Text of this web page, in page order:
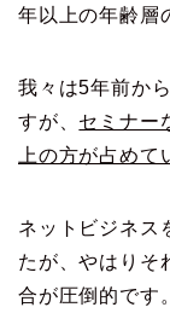
年以上の年齢層
我々は5年前か
すが、 セミナー
上の方が占めて
ネットビジネス
たが、やはりそ
合が圧倒的です。